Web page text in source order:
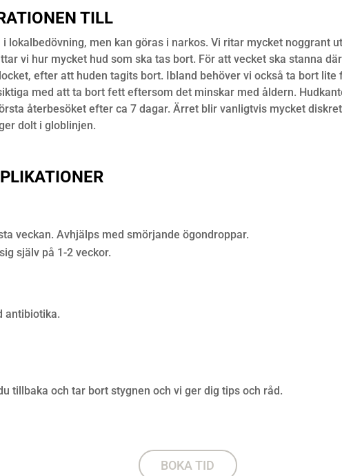
TILL
lokalbedövning, men kan göras i narkos. Vi ritar mycket noggrant
vi hur mycket hud som ska tas bort. För att vecket ska stanna
efter att huden tagits bort. Ibland behöver vi också ta bort
med att ta bort fett eftersom det minskar med åldern.
återbesöket efter ca 7 dagar. Ärret blir vanligtvis mycket
dolt i globlinjen.
veckan. Avhjälps med smörjande ögondroppar.
själv på 1-2 veckor.
antibiotika.
tillbaka och tar bort stygnen och vi ger dig tips och råd.
BOKA TID